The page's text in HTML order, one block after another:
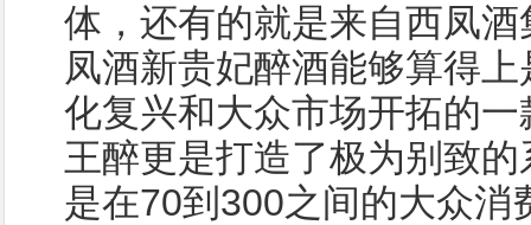
体，还有的就是来自西凤
凤酒新贵妃醉酒能够算得
化复兴和大众市场开拓的
王醉更是打造了极为别致
是在70到300之间的大众消